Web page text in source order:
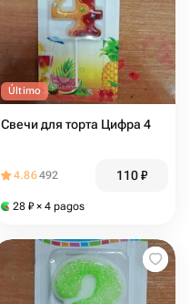
Último
Свечи для торта Цифра 4
4.86492 110₽
28 ₽ × 4 pagos